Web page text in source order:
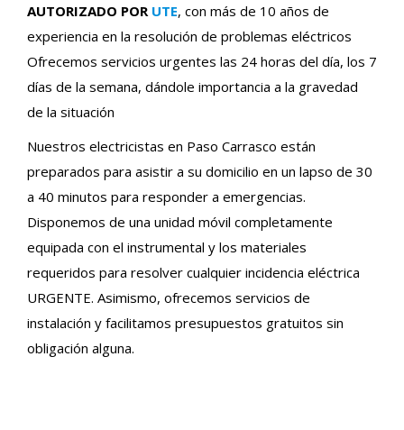
AUTORIZADO POR UTE, con más de 10 años de
experiencia en la resolución de problemas eléctricos
Ofrecemos servicios urgentes las 24 horas del día, los 7
días de la semana, dándole importancia a la gravedad
de la situación
Nuestros electricistas en Paso Carrasco están
preparados para asistir a su domicilio en un lapso de 30
a 40 minutos para responder a emergencias.
Disponemos de una unidad móvil completamente
equipada con el instrumental y los materiales
requeridos para resolver cualquier incidencia eléctrica
URGENTE. Asimismo, ofrecemos servicios de
instalación y facilitamos presupuestos gratuitos sin
obligación alguna.